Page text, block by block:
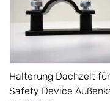
Halterung Dachzelt für
Safety Device